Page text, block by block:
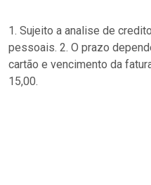
1. Sujeito a analise de
pessoais. 2. O prazo
cartão e vencimento da
15,00.